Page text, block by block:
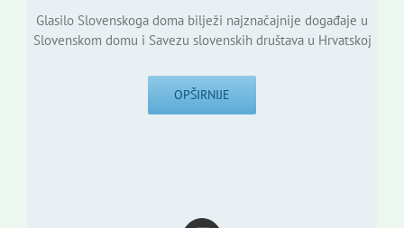
Glasilo Slovenskoga doma bilježi najznačajnije događaje u
Slovenskom domu i Savezu slovenskih društava u Hrvatskoj
OPŠIRNIJE